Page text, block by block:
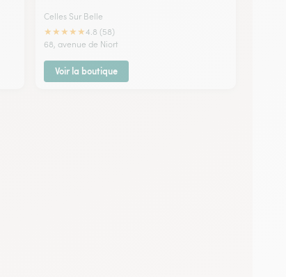
Celles Sur Belle
★★★★★4.8 (58)
68, avenue de Niort
Voir la boutique